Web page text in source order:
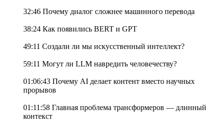
32:46 Почему диалог сложнее машинного перевода
38:24 Как появились BERT и GPT
49:11 Создали ли мы искусственный интеллект?
59:11 Могут ли LLM навредить человечеству?
01:06:43 Почему AI делает контент вместо научных
прорывов
01:11:58 Главная проблема трансформеров — длинный
контекст